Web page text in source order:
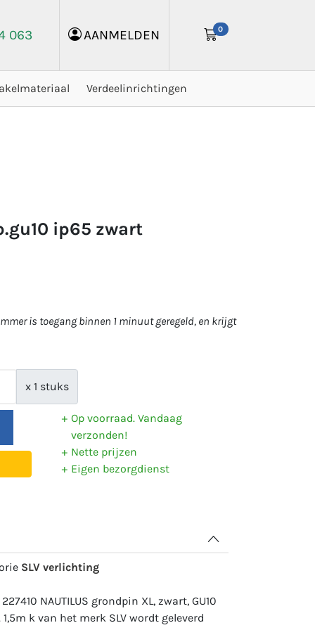
063 AANMELDEN 0
Verdeelinrichtingen
ip65 zwart
is toegang binnen 1 minuut geregeld, en krijgt
x 1 stuks
Op voorraad. Vandaag
verzonden!
Nette prijzen
Eigen bezorgdienst
SLV verlichting
NAUTILUS grondpin XL, zwart, GU10
1,5m k van het merk SLV wordt geleverd